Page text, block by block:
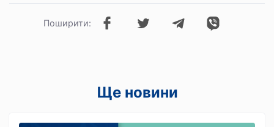
Поширити:
Ще новини